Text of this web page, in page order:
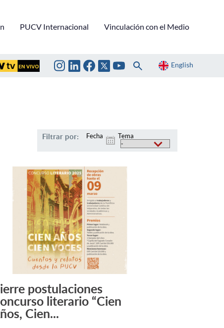
PUCV Internacional Vinculación con el Medio
English
Filtrar por: Fecha Tema
Leer más +
postulaciones
literario “Cien
Cien...